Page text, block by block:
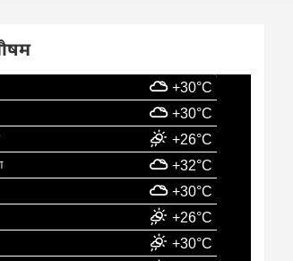
+30°C
+30°C
+26°C
+32°C
+30°C
+26°C
+30°C